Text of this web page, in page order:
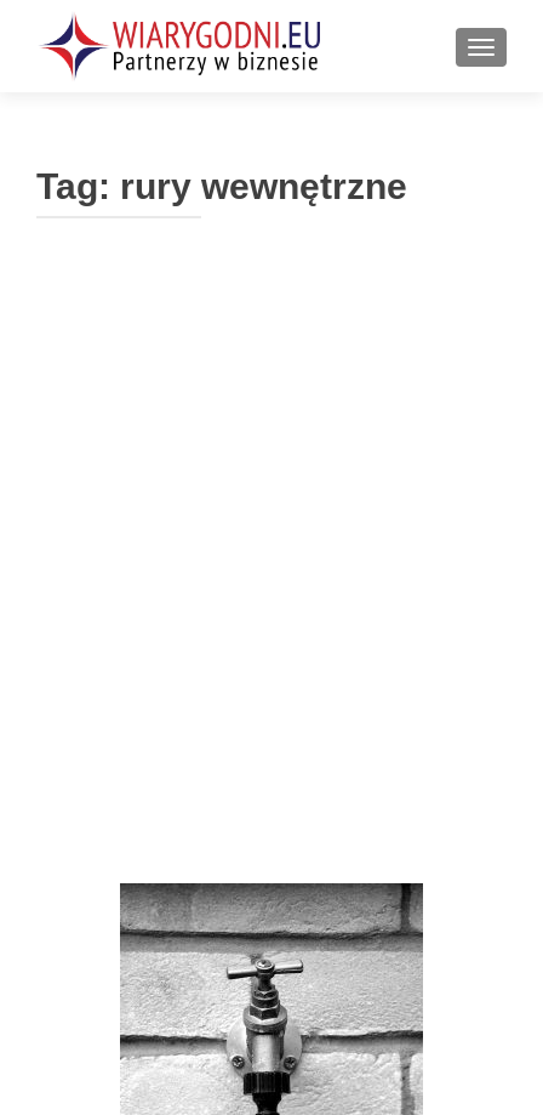
Tag: rury wewnętrzne